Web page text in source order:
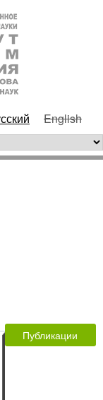
English
Публикации